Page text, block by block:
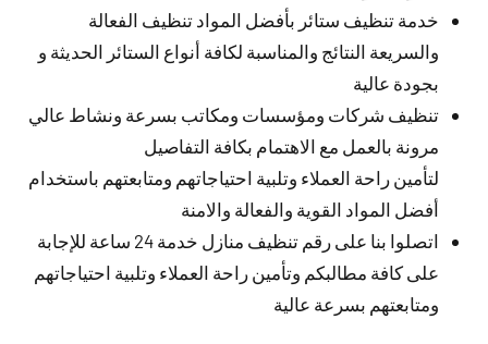
خدمة تنظيف ستائر بأفضل المواد تنظيف الفعالة
والسريعة النتائج والمناسبة لكافة أنواع الستائر الحديثة و
بجودة عالية
تنظيف شركات ومؤسسات ومكاتب بسرعة ونشاط عالي
مرونة بالعمل مع الاهتمام بكافة التفاصيل
لتأمين راحة العملاء وتلبية احتياجاتهم ومتابعتهم باستخدام
أفضل المواد القوية والفعالة والامنة
اتصلوا بنا على رقم تنظيف منازل خدمة 24 ساعة للإجابة
على كافة مطالبكم وتأمين راحة العملاء وتلبية احتياجاتهم
ومتابعتهم بسرعة عالية